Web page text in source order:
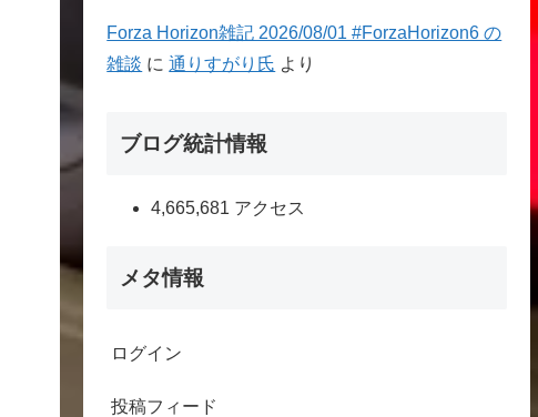
Forza Horizon雑記 2026/08/01 #ForzaHorizon6 の
雑談 に通りすがり氏 より
ブログ統計情報
4,665,681 アクセス
メタ情報
ログイン
投稿フィード